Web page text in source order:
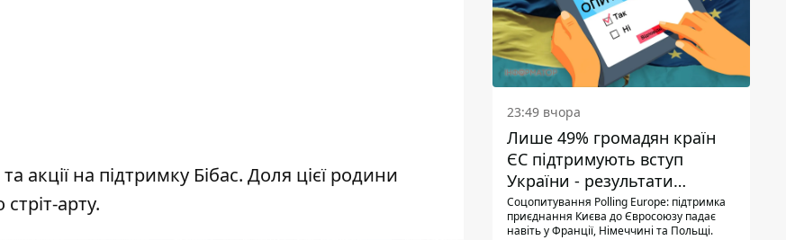
акції на підтримку Бібас. Доля цієї родини
арту.
23:49 вчора
Лише 49% громадян країн
ЄС підтримують вступ
України - результати
опитування
Соцопитування Polling Europe: підтримка
приєднання Києва до Євросоюзу падає
навіть у Франції, Німеччині та Польщі.